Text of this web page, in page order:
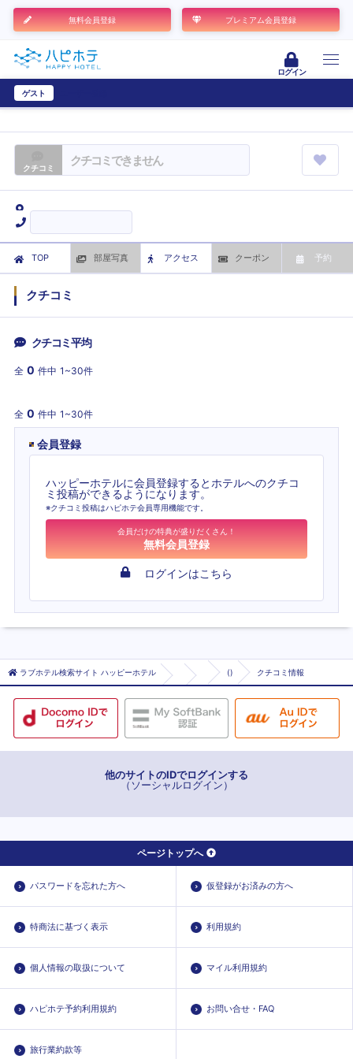
無料会員登録 プレミアム会員登録
ログイン
ゲスト
クチコミ クチコミできません
TOP 部屋写真 アクセス クーポン 予約
クチコミ
クチコミ平均
全 0 件中 1~30件
全 0 件中 1~30件
会員登録
ハッピーホテルに会員登録するとホテルへのクチコ
ミ投稿ができるようになります。
※クチコミ投稿はハピホテ会員専用機能です。
会員だけの特典が盛りだくさん！
無料会員登録
ログインはこちら
ラブホテル検索サイト ハッピーホテル () クチコミ情報
他のサイトのIDでログインする
（ソーシャルログイン）
ページトップへ
パスワードを忘れた方へ 仮登録がお済みの方へ
特商法に基づく表示 利用規約
個人情報の取扱について マイル利用規約
ハピホテ予約利用規約 お問い合せ・FAQ
旅行業約款等